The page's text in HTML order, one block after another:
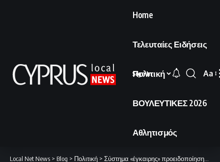
Home
Τελευταίες Ειδήσεις
Πολιτική
ΒΟΥΛΕΥΤΙΚΕΣ 2026
Αθλητισμός
Sign In
Font
Aa
Local Net News > Blog > Πολιτική > Σύστημα «έγκαιρης» προειδοποίησης με καθυστέρηση ετών